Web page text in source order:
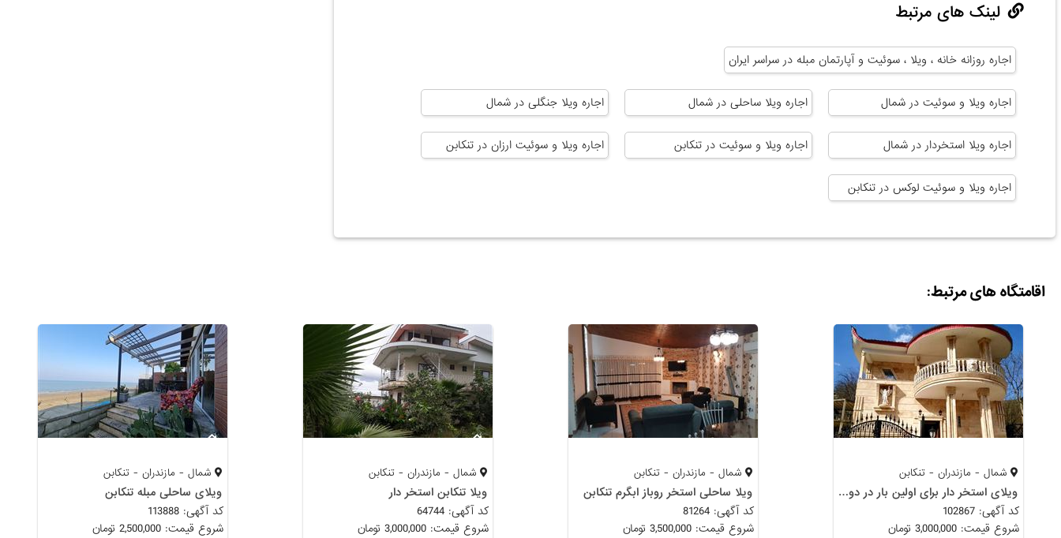
لینک های مرتبط
اجاره روزانه خانه ، ویلا ، سوئیت و آپارتمان مبله در سراسر ایران
اجاره ویلا و سوئیت در شمال اجاره ویلا ساحلی در شمال اجاره ویلا جنگلی در شمال
اجاره ویلا استخردار در شمال اجاره ویلا و سوئیت در تنکابن اجاره ویلا و سوئیت ارزان در تنکابن
اجاره ویلا و سوئیت لوکس در تنکابن
اقامتگاه های مرتبط:
شمال - مازندران - تنکابن
ویلای استخر دار برای اولین بار در دوهزار
کد آگهی: 102867
شروع قیمت: 3,000,000 تومان
شمال - مازندران - تنکابن
ویلا ساحلی استخر روباز ابگرم تنکابن
کد آگهی: 81264
شروع قیمت: 3,500,000 تومان
شمال - مازندران - تنکابن
ویلا تنکابن استخر دار
کد آگهی: 64744
شروع قیمت: 3,000,000 تومان
شمال - مازندران - تنکابن
ویلای ساحلی مبله تنکابن
کد آگهی: 113888
شروع قیمت: 2,500,000 تومان